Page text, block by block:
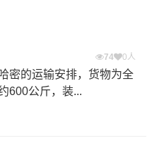
74 0人
密的运输安排，货物为全
600公斤，装...